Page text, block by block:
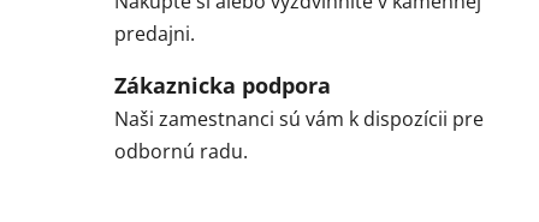
predajni.
Zákaznicka podpora
Naši zamestnanci sú vám k dispozícii pre
odbornú radu.